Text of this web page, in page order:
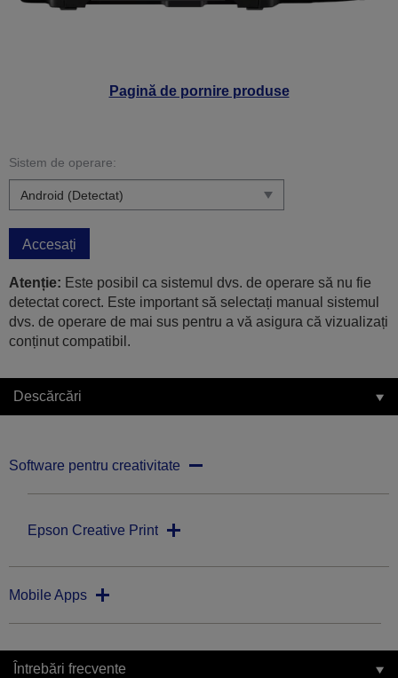
Pagină de pornire produse
Sistem de operare:
Accesați
Atenție: Este posibil ca sistemul dvs. de operare să nu fie
detectat corect. Este important să selectați manual sistemul
dvs. de operare de mai sus pentru a vă asigura că vizualizați
conținut compatibil.
Descărcări
Software pentru creativitate
Epson Creative Print
Mobile Apps
Întrebări frecvente